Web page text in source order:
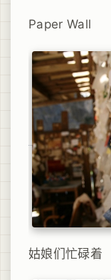
Paper Wall
姑娘们忙碌着